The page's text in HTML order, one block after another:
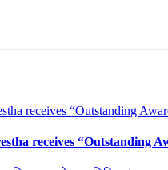
receives “Outstanding